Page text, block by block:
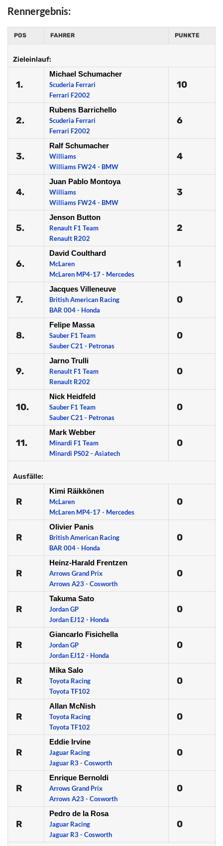
Rennergebnis:
POS FAHRER PUNKTE
Zieleinlauf:
1.
Michael Schumacher
Scuderia Ferrari
Ferrari F2002
10
2.
Rubens Barrichello
Scuderia Ferrari
Ferrari F2002
6
3.
Ralf Schumacher
Williams
Williams FW24 - BMW
4
4.
Juan Pablo Montoya
Williams
Williams FW24 - BMW
3
5.
Jenson Button
Renault F1 Team
Renault R202
2
6.
David Coulthard
McLaren
McLaren MP4-17 - Mercedes
1
7.
Jacques Villeneuve
British American Racing
BAR 004 - Honda
0
8.
Felipe Massa
Sauber F1 Team
Sauber C21 - Petronas
0
9.
Jarno Trulli
Renault F1 Team
Renault R202
0
10.
Nick Heidfeld
Sauber F1 Team
Sauber C21 - Petronas
0
11.
Mark Webber
Minardi F1 Team
Minardi PS02 - Asiatech
0
Ausfälle:
R
Kimi Räikkönen
McLaren
McLaren MP4-17 - Mercedes
0
R
Olivier Panis
British American Racing
BAR 004 - Honda
0
R
Heinz-Harald Frentzen
Arrows Grand Prix
Arrows A23 - Cosworth
0
R
Takuma Sato
Jordan GP
Jordan EJ12 - Honda
0
R
Giancarlo Fisichella
Jordan GP
Jordan EJ12 - Honda
0
R
Mika Salo
Toyota Racing
Toyota TF102
0
R
Allan McNish
Toyota Racing
Toyota TF102
0
R
Eddie Irvine
Jaguar Racing
Jaguar R3 - Cosworth
0
R
Enrique Bernoldi
Arrows Grand Prix
Arrows A23 - Cosworth
0
R
Pedro de la Rosa
Jaguar Racing
Jaguar R3 - Cosworth
0